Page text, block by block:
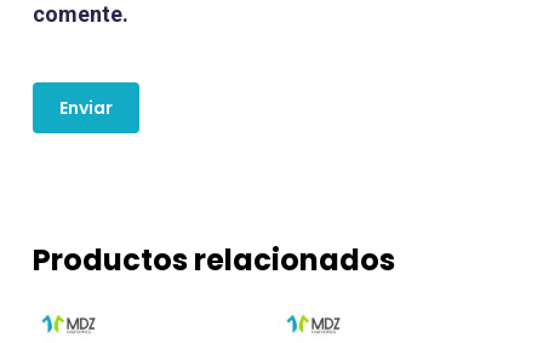
comente.
Productos relacionados